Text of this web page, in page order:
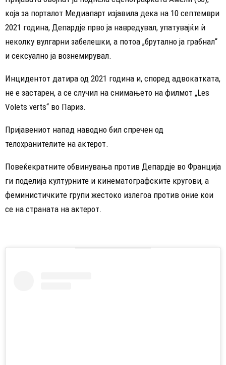
која за порталот Медиапарт изјавила дека на 10 септември
2021 година, Депардје прво ја навредувал, упатувајќи ѝ
неколку вулгарни забелешки, а потоа „брутално ја грабнал“
и сексуално ја вознемирувал.
Инцидентот датира од 2021 година и, според адвокатката,
не е застарен, а се случил на снимањето на филмот „Les
Volets verts“ во Париз.
Пријавениот напад наводно бил спречен од
телохранителите на актерот.
Повеќекратните обвинувања против Депардје во Франција
ги поделија културните и кинематографските кругови, а
феминистичките групи жестоко излегоа против оние кои
се на страната на актерот.